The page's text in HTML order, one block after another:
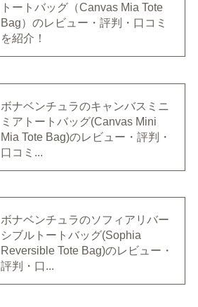
トートバッグ（Canvas Mia Tote
Bag）のレビュー・評判・口コミ
を紹介！
ボナベンチュラのキャンバスミニ
ミアトートバッグ(Canvas Mini
Mia Tote Bag)のレビュー・評判・
口コミ...
ボナベンチュラのソフィアリバー
シブルトートバッグ(Sophia
Reversible Tote Bag)のレビュー・
評判・口...